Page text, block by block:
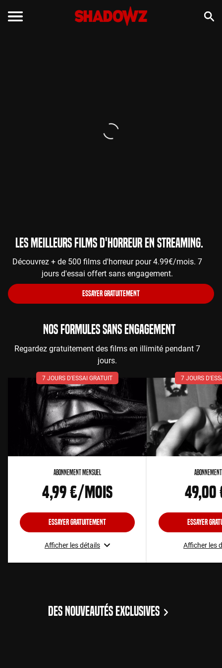
Les meilleurs films d'horreur en streaming.
Découvrez + de 500 films d'horreur pour 4.99€/mois. 7
jours d'essai offert sans engagement.
ESSAYER GRATUITEMENT
NOS FORMULES SANS ENGAGEMENT
Regardez gratuitement des films en illimité pendant 7
jours.
7 JOURS D'ESSAI GRATUIT
Abonnement Mensuel
4,99 €/mois
Essayer gratuitement
Afficher les détails
7 JOURS
Essayer
Afficher les
DES NOUVEAUTÉS EXCLUSIVES